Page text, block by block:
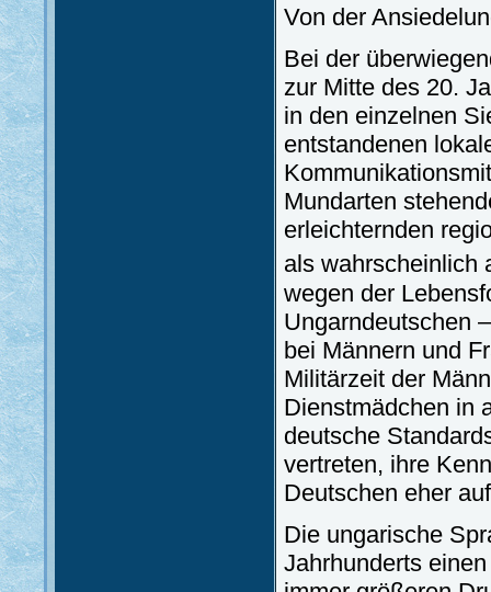
Von der
Bei der
zur Mitte des 20.
in den einzelnen
entstandenen
Mundarten
erleichternden
als wahrscheinlich
wegen der
Ungarndeutschen
bei Männern und
Militärzeit der
Dienstmädchen in
deutsche
vertreten, ihre
Deutschen eher
Die ungarische
Jahrhunderts